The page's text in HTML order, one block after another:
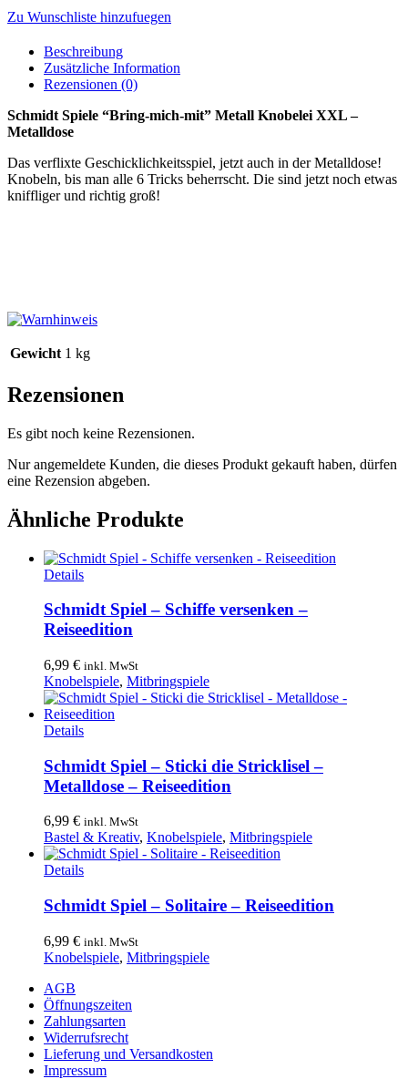
Zu Wunschliste hinzufuegen
Beschreibung
Zusätzliche Information
Rezensionen (0)
Schmidt Spiele “Bring-mich-mit” Metall Knobelei XXL –
Metalldose
Das verflixte Geschicklichkeitsspiel, jetzt auch in der Metalldose!
Knobeln, bis man alle 6 Tricks beherrscht. Die sind jetzt noch etwas
kniffliger und richtig groß!
Gewicht 1 kg
Rezensionen
Es gibt noch keine Rezensionen.
Nur angemeldete Kunden, die dieses Produkt gekauft haben, dürfen
eine Rezension abgeben.
Ähnliche Produkte
Details
Schmidt Spiel – Schiffe versenken –
Reiseedition
6,99 € inkl. MwSt
Knobelspiele, Mitbringspiele
Details
Schmidt Spiel – Sticki die Stricklisel –
Metalldose – Reiseedition
6,99 € inkl. MwSt
Bastel & Kreativ, Knobelspiele, Mitbringspiele
Details
Schmidt Spiel – Solitaire – Reiseedition
6,99 € inkl. MwSt
Knobelspiele, Mitbringspiele
AGB
Öffnungszeiten
Zahlungsarten
Widerrufsrecht
Lieferung und Versandkosten
Impressum